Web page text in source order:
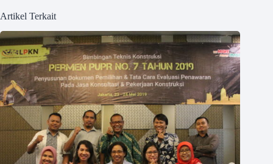
Artikel Terkait